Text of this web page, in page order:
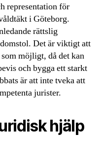
representation för
i Göteborg.
rättslig
Det är viktigt att
möjligt, då det kan
och bygga ett starkt
är att inte tveka att
jurister.
hjälp